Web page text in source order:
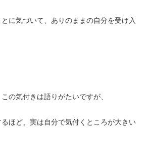
に気づいて、ありのままの自分を受け入
の気付きは語りがたいですが、
ほど、実は自分で気付くところが大きい